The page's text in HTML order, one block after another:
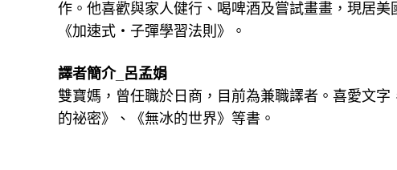
作。他喜歡與家人健行、喝啤酒及嘗試畫畫，現居
《加速式‧子彈學習法則》。
譯者簡介_呂孟娟
雙寶媽，曾任職於日商，目前為兼職譯者。喜愛文
的祕密》、《無冰的世界》等書。